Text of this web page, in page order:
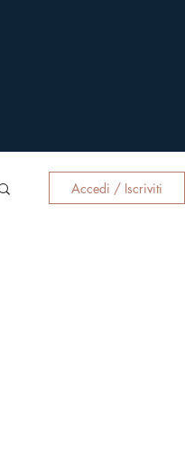
Accedi / Iscriviti